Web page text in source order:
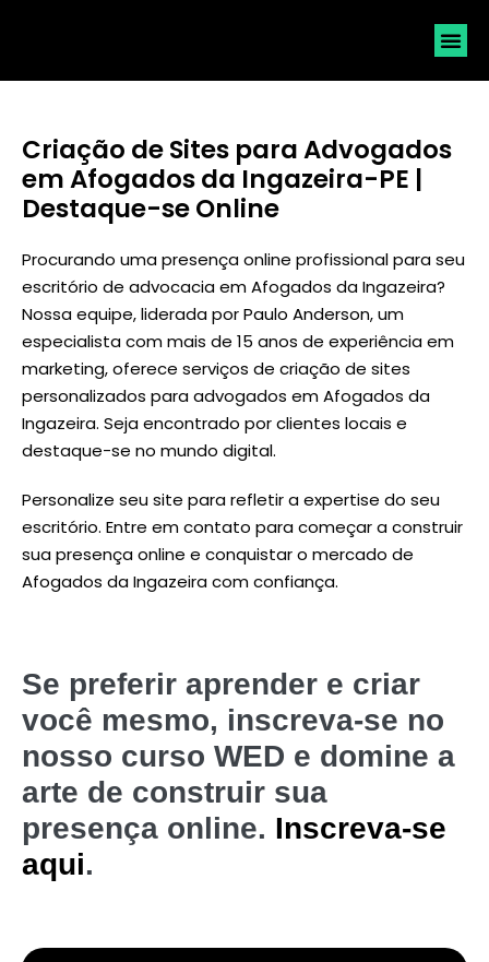
Criação de Sites para Advogados
em Afogados da Ingazeira-PE |
Destaque-se Online
Procurando uma presença online profissional para seu
escritório de advocacia em Afogados da Ingazeira?
Nossa equipe, liderada porPaulo Anderson, um
especialista com mais de 15 anos de experiência em
marketing, oferece serviços de criação de sites
personalizados para advogados em Afogados da
Ingazeira. Seja encontrado por clientes locais e
destaque-se no mundo digital.
Personalize seu site para refletir a expertise do seu
escritório. Entre em contato para começar a construir
sua presença online e conquistar o mercado de
Afogados da Ingazeira com confiança.
Se preferir aprender e criar
você mesmo, inscreva-se no
nosso curso WED e domine a
arte de construir sua
presença online. Inscreva-se
aqui.